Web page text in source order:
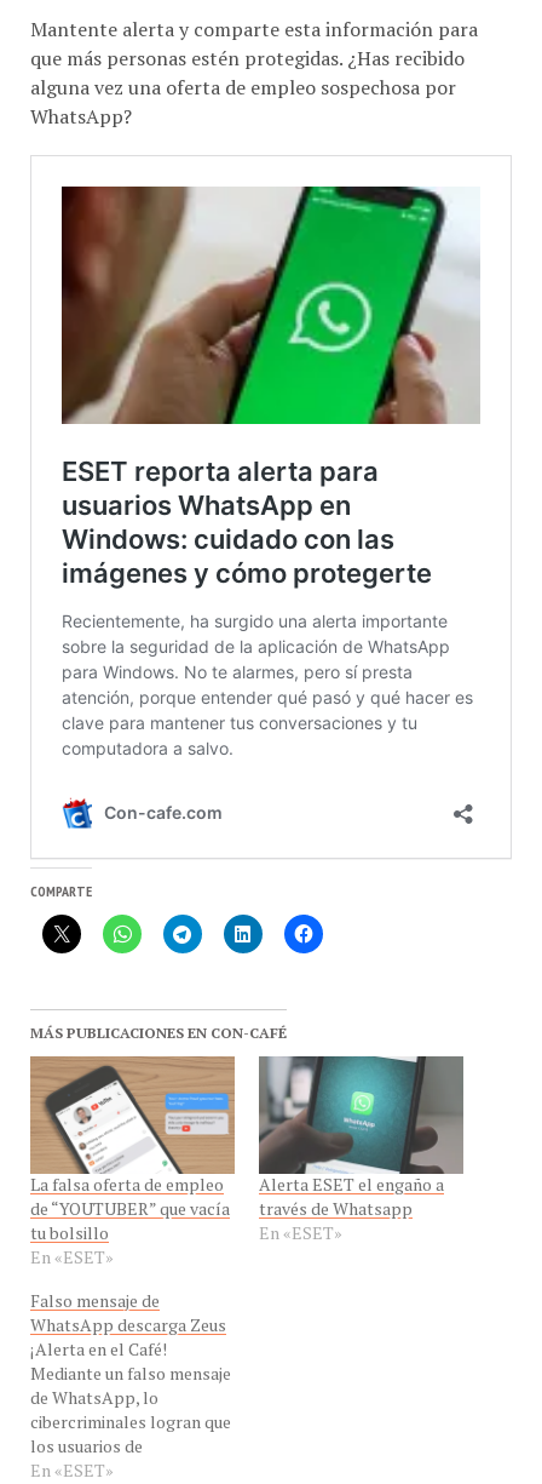
Mantente alerta y comparte esta información para
que más personas estén protegidas. ¿Has recibido
alguna vez una oferta de empleo sospechosa por
WhatsApp?
COMPARTE
MÁS PUBLICACIONES EN CON-CAFÉ
La falsa oferta de empleo
de “YOUTUBER” que vacía
tu bolsillo
En «ESET»
Alerta ESET el engaño a
través de Whatsapp
En «ESET»
Falso mensaje de
WhatsApp descarga Zeus
¡Alerta en el Café!
Mediante un falso mensaje
de WhatsApp, lo
cibercriminales logran que
los usuarios de
Smartphone descarguen el
En «ESET»